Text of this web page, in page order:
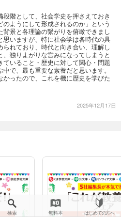
階として、社会学史を押さえておき
ようにして形成されるのか」という
景と各理論の繋がりを俯瞰できまし
いますが、特に社会学は各時代の具
れており、時代と向き合い、理解し
独りよがりな営みになってしまうと
いること・歴史に対して関心・問題
で、最も重要な素養だと思います。
ったので、これを機に歴史を学びた
2025年12月17日
検索 無料本 はじめての方へ